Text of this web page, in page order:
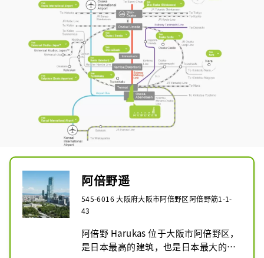
阿倍野遥
545-6016 大阪府大阪市阿倍野区阿倍野筋1-1-
43
阿倍野 Harukas 位于大阪市阿倍野区，
是日本最高的建筑，也是日本最大的综